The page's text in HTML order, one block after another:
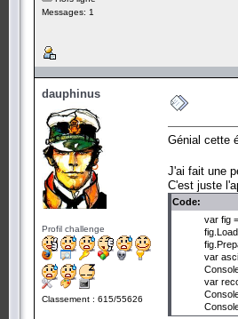
Messages: 1
dauphinus
Profil challenge
Classement : 615/55626
Génial cette
J'ai fait une
C'est juste
Code:
var fig =
var asciiart
var